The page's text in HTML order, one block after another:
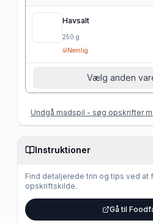
Havsalt
250 g
Nemlig
Vælg anden
Undgå madspil - søg opskrifter
Instruktioner
Find detaljerede trin og tips ved at
opskriftskilde.
Gå til